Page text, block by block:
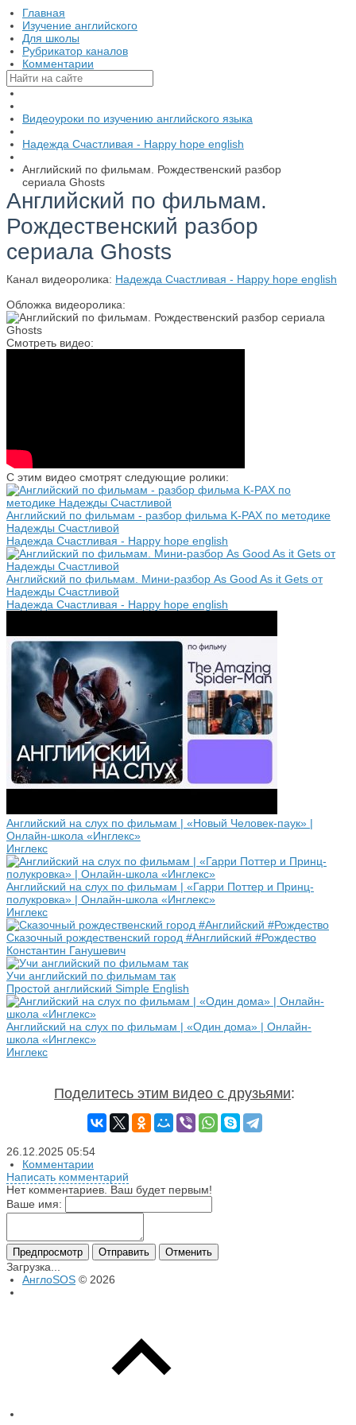
Главная
Изучение английского
Для школы
Рубрикатор каналов
Комментарии
Видеоуроки по изучению английского языка
Надежда Cчастливая - Happy hope english
Английский по фильмам. Рождественский разбор
сериала Ghosts
Английский по фильмам.
Рождественский разбор
сериала Ghosts
Канал видеоролика: Надежда Cчастливая - Happy hope english
Обложка видеоролика:
Смотреть видео:
С этим видео смотрят следующие ролики:
Английский по фильмам - разбор фильма K-PAX по методике
Надежды Счастливой
Надежда Cчастливая - Happy hope english
Английский по фильмам. Мини-разбор As Good As it Gets от
Надежды Счастливой
Надежда Cчастливая - Happy hope english
Английский на слух по фильмам | «Новый Человек-паук» |
Онлайн-школа «Инглекс»
Инглекс
Английский на слух по фильмам | «Гарри Поттер и Принц-
полукровка» | Онлайн-школа «Инглекс»
Инглекс
Сказочный рождественский город #Английский #Рождество
Константин Ганушевич
Учи английский по фильмам так
Простой английский Simple English
Английский на слух по фильмам | «Один дома» | Онлайн-
школа «Инглекс»
Инглекс
Поделитесь этим видео с друзьями:
26.12.2025 05:54
Комментарии
Написать комментарий
Нет комментариев. Ваш будет первым!
Ваше имя:
Предпросмотр Отправить Отменить
Загрузка...
АнглоSOS © 2026